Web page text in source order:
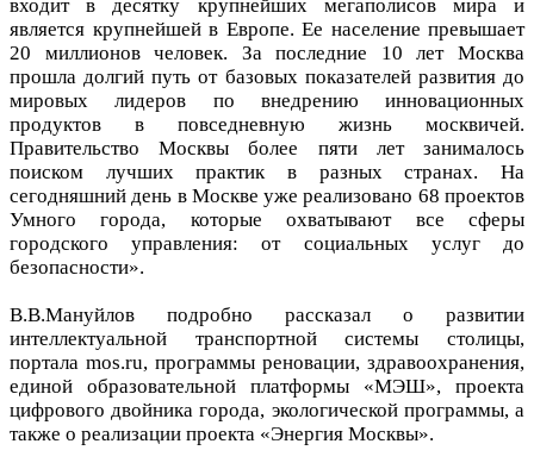
входит в десятку крупнейших мегаполисов мира и
является крупнейшей в Европе. Ее население превышает
20 миллионов человек. За последние 10 лет Москва
прошла долгий путь от базовых показателей развития до
мировых лидеров по внедрению инновационных
продуктов в повседневную жизнь москвичей.
Правительство Москвы более пяти лет занималось
поиском лучших практик в разных странах. На
сегодняшний день в Москве уже реализовано 68 проектов
Умного города, которые охватывают все сферы
городского управления: от социальных услуг до
безопасности».
В.В.Мануйлов подробно рассказал о развитии
интеллектуальной транспортной системы столицы,
портала mos.ru, программы реновации, здравоохранения,
единой образовательной платформы «МЭШ», проекта
цифрового двойника города, экологической программы, а
также о реализации проекта «Энергия Москвы».